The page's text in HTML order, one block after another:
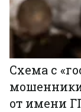
Схема с
от имени